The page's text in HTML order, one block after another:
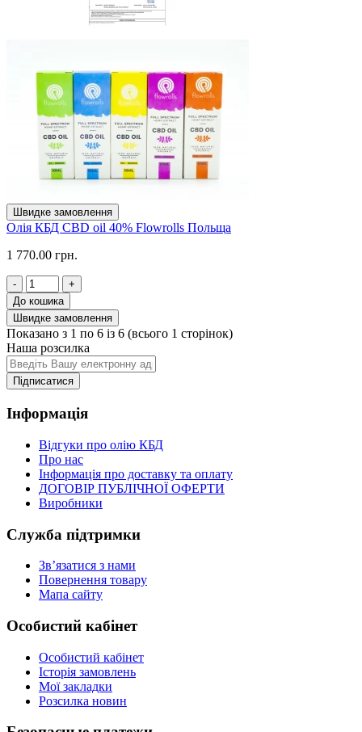
Швидке замовлення
Олія КБД CBD oil 40% Flowrolls Польща
1 770.00 грн.
-
+
До кошика
Швидке замовлення
Показано з 1 по 6 із 6 (всього 1 сторінок)
Наша розсилка
Підписатися
Інформація
Відгуки про олію КБД
Про нас
Інформація про доставку та оплату
ДОГОВІР ПУБЛІЧНОЇ ОФЕРТИ
Виробники
Служба підтримки
Зв’язатися з нами
Повернення товару
Мапа сайту
Особистий кабінет
Особистий кабінет
Історія замовлень
Мої закладки
Розсилка новин